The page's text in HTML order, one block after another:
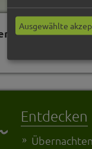
Entdecken
Übernachten
Ausgewählte